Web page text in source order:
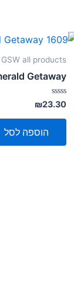
GSW all products
Getaway
דורג
0
מתוך
₪23.30
הוספה לסל